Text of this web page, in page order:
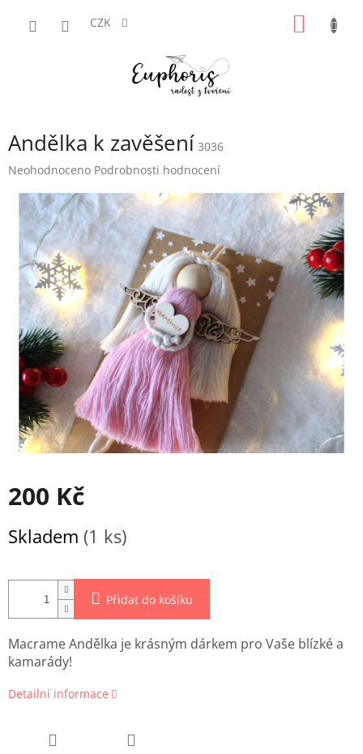
CZK
Andělka k zavěšení 3036
Průměrné
produktu
hvězdiček.
Neohodnoceno Podrobnosti hodnocení
200 Kč
cena:
Skladem (1 ks)
Přidat do košíku
Macrame Andělka je krásným dárkem pro Vaše blízké a
kamarády!
Detailní informace